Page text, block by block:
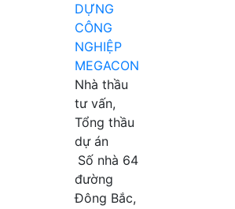
DỰNG
CÔNG
NGHIỆP
MEGACON
Nhà thầu
tư vấn,
Tổng thầu
dự án
Số nhà 64
đường
Đông Bắc,